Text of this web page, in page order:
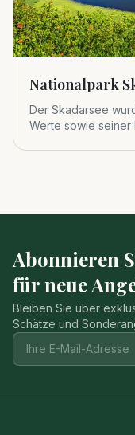
Nationalpark
Der Skadarsee
Werte sowie seiner
Abonnieren
für neue
Bleiben Sie über
Schätze und